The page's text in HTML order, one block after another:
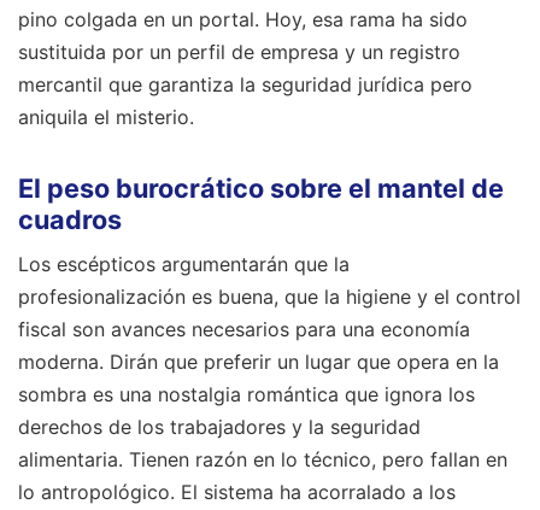
pino colgada en un portal. Hoy, esa rama ha sido
sustituida por un perfil de empresa y un registro
mercantil que garantiza la seguridad jurídica pero
aniquila el misterio.
El peso burocrático sobre el mantel de
cuadros
Los escépticos argumentarán que la
profesionalización es buena, que la higiene y el control
fiscal son avances necesarios para una economía
moderna. Dirán que preferir un lugar que opera en la
sombra es una nostalgia romántica que ignora los
derechos de los trabajadores y la seguridad
alimentaria. Tienen razón en lo técnico, pero fallan en
lo antropológico. El sistema ha acorralado a los